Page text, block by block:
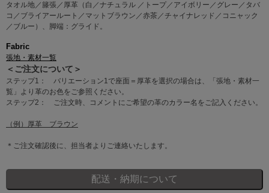
タオル地／籐張／厚革（白／ナチュラル ／トープ／アイボリー／グレー／タバ
コ／ブライアールート／マットブラウン／赤茶／チャイナレッド／コニャック
／ブルー）、脚端：グライド。
Fabric
張地・素材一覧
＜ご注文について＞
ステップ1： バリエーション1で座面＝厚革を選択の場合は、「張地・素材一
覧」より革のお色をご参照ください。
ステップ2： ご注文時、コメントにご希望の革のカラー名をご記入ください。
（例）厚革 ブラウン
＊ご注文確認後に、担当者よりご連絡いたします。